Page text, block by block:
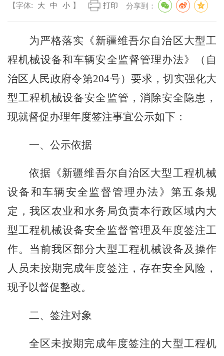
【字体:
大 中 小 】 打印 分享到：
为严格落实《新疆维吾尔自治区大型工
程机械设备和车辆安全监督管理办法》（自
治区人民政府令第204号）要求，切实强化大
型工程机械设备安全监管，消除安全隐患，
现就督促办理年度签注事宜公示如下：
一、公示依据
依据《新疆维吾尔自治区大型工程机械
设备和车辆安全监督管理办法》第五条规
定，我区农业和水务局负责本行政区域内大
型工程机械设备安全监督管理及年度签注工
作。当前我区部分大型工程机械设备及操作
人员未按期完成年度签注，存在安全风险，
现予以督促整改。
二、签注对象
全区未按期完成年度签注的大型工程机